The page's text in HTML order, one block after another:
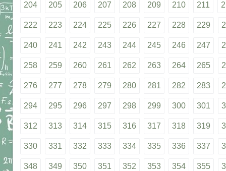
204 205 206 207 208 209 210 211
222 223 224 225 226 227 228 229
240 241 242 243 244 245 246 247
258 259 260 261 262 263 264 265
276 277 278 279 280 281 282 283
294 295 296 297 298 299 300 301
312 313 314 315 316 317 318 319
330 331 332 333 334 335 336 337
348 349 350 351 352 353 354 355